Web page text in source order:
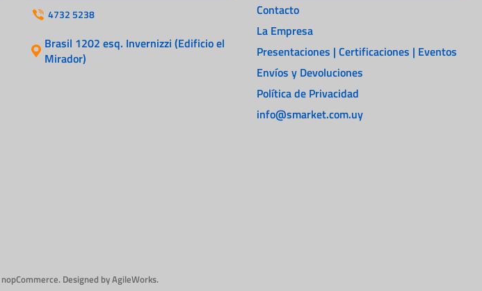
4732 5238
Brasil 1202 esq. Invernizzi (Edificio el
Mirador)
Contacto
La Empresa
Presentaciones | Certificaciones | Eventos
Envíos y Devoluciones
Política de Privacidad
info@smarket.com.uy
nopCommerce. Designed byAgileWorks.